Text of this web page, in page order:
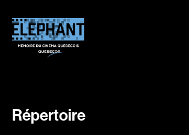
Menu
Explorer le répertoire
Nouvelles
À propos
Répertoire